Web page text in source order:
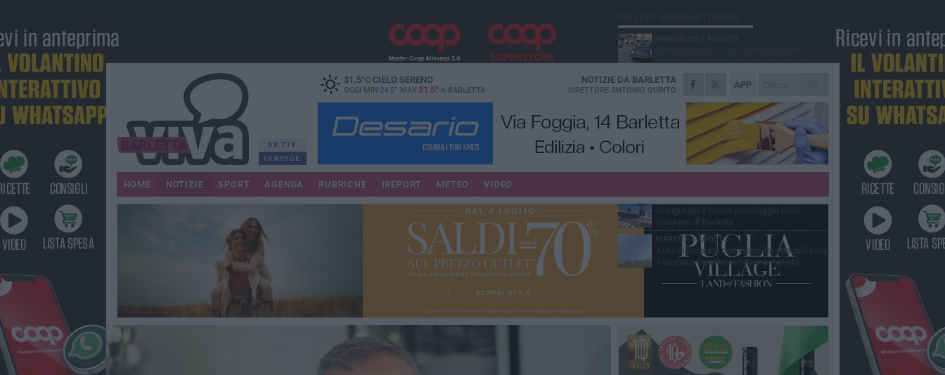
68.713
FANPAGE
31.5°CCIELO SERENO
OGGI MIN 24.5° MAX 31.5° A BARLETTA
APP
NOTIZIE DA BARLETTA
DIRETTORE ANTONIO QUINTO
HOME NOTIZIE SPORT AGENDA RUBRICHE IREPORT METEO VIDEO
64enne barlettano investito all'alba a Trani
GIOVEDÌ 6 AGOSTO
Il ricordo di "Cecco", il benzinaio col
sorriso: «Contava i giorni che lo
separavano dalla pensione»
MERCOLEDÌ 5 AGOSTO
Jova Summer Party, giovedì mattina
sopralluogo nell'area dell'evento
DOMENICA 2 AGOSTO
Beni confiscati alla mafia. Nasce il servizio
VENERDÌ 31 LUGLIO
MARTEDÌ 4 AGOSTO
Auto di persona con disabilità vandalizzata,
il sindaco Cannito condanna il gesto